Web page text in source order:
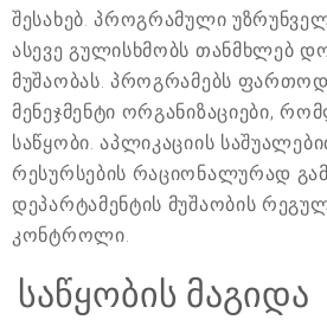
შესახებ. პროგრამული
ასევე გულისხმობს თანმხლებ
მუშაობას. პროგრამებს ფართოდ
მენეჯმენტი ორგანიზაციები,
საწყობი. აპლიკაციის
რესურსების რაციონალურად
დეპარტამენტის მუშაობის
კონტროლი.
საწყობის მაგიდა